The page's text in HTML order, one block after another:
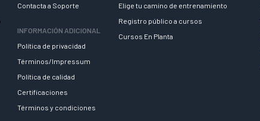
Contacta a Soporte
INFORMACIÓN ADICIONAL
Política de privacidad
Términos/Impressum
Política de calidad
Certificaciones
Términos y condiciones
Elige tu camino de entrenamiento
Registro público a cursos
Cursos En Planta